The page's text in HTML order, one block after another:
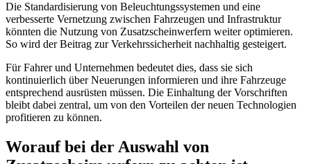
Die Standardisierung von Beleuchtungssystemen und eine
verbesserte Vernetzung zwischen Fahrzeugen und Infrastruktur
könnten die Nutzung von Zusatzscheinwerfern weiter optimieren.
So wird der Beitrag zur Verkehrssicherheit nachhaltig gesteigert.
Für Fahrer und Unternehmen bedeutet dies, dass sie sich
kontinuierlich über Neuerungen informieren und ihre Fahrzeuge
entsprechend ausrüsten müssen. Die Einhaltung der Vorschriften
bleibt dabei zentral, um von den Vorteilen der neuen Technologien
profitieren zu können.
Worauf bei der Auswahl von